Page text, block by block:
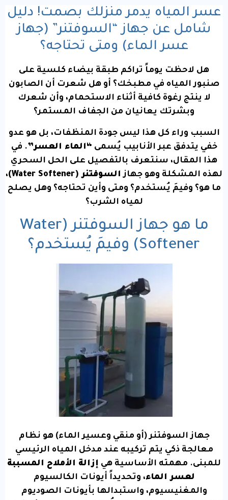
عسر المياه يدمر منزلك بصمت! دليل
شامل عن جهاز “السوفتنر” (جهاز
عسر الماء) ومتى تحتاجه؟
هل لاحظت يوماً تراكم طبقة بيضاء كلسية على
صنبور المياه في مطبخك؟ أو هل شعرت أن الصابون
لا ينتج رغوة كافية أثناء الاستحمام، وأن شعرك
وبشرتك يعانيان من الجفاف المستمر؟
السبب وراء كل هذا ليس جودة المنظفات، بل هو عدو
خفي يتدفق عبر الأنابيب يُسمى “الماء العسر”. في
هذا المقال، سنتعرف بالتفصيل على الحل السحري
لهذه المشكلة وهو جهاز السوفتنر (Water Softener)
،
ما هو؟ وفيمَ يُستخدم؟ ومتى وأين تحتاجه؟ وهل يصلح
لمياه الشرب؟
ما هو جهاز السوفتنر (Water
Softener) وفيمَ يُستخدم؟
جهاز السوفتنر (أو منقي وعسير الماء) هو نظام
معالجة ذكي يتم تركيبه عند مدخل المياه الرئيسي
للمبنى. مهمته الأساسية هي إزالة الأملاح المسببة
لعسر الماء، وتحديداً أيونات الكالسيوم
والمغنيسيوم، واستبدالها بأيونات الصوديوم